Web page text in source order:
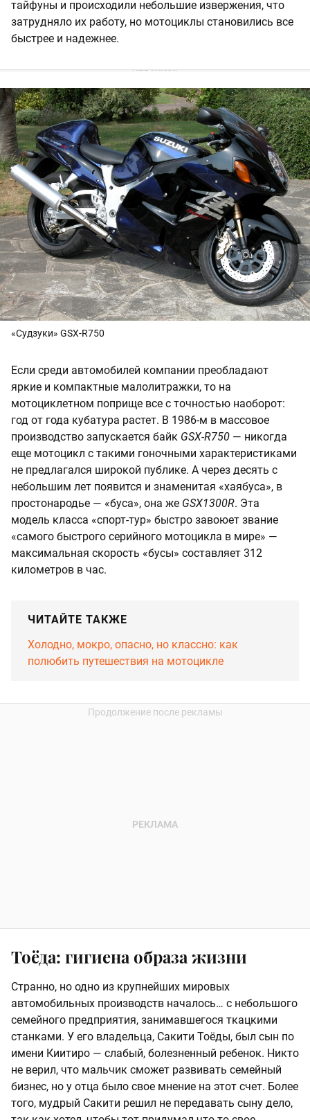
тайфуны и происходили небольшие извержения, что
затрудняло их работу, но мотоциклы становились все
быстрее и надежнее.
«Судзуки» GSX-R750
Если среди автомобилей компании преобладают
яркие и компактные малолитражки, то на
мотоциклетном поприще все с точностью наоборот:
год от года кубатура растет. В 1986-м в массовое
производство запускается байк GSX-R750 — никогда
еще мотоцикл с такими гоночными характеристиками
не предлагался широкой публике. А через десять с
небольшим лет появится и знаменитая «хаябуса», в
простонародье — «буса», она же GSX1300R. Эта
модель класса «спорт-тур» быстро завоюет звание
«самого быстрого серийного мотоцикла в мире» —
максимальная скорость «бусы» составляет 312
километров в час.
ЧИТАЙТЕ ТАКЖЕ
Холодно, мокро, опасно, но классно: как
полюбить путешествия на мотоцикле
Тоёда: гигиена образа жизни
Странно, но одно из крупнейших мировых
автомобильных производств началось… с небольшого
семейного предприятия, занимавшегося ткацкими
станками. У его владельца, Сакити Тоёды, был сын по
имени Киитиро — слабый, болезненный ребенок. Никто
не верил, что мальчик сможет развивать семейный
бизнес, но у отца было свое мнение на этот счет. Более
того, мудрый Сакити решил не передавать сыну дело,